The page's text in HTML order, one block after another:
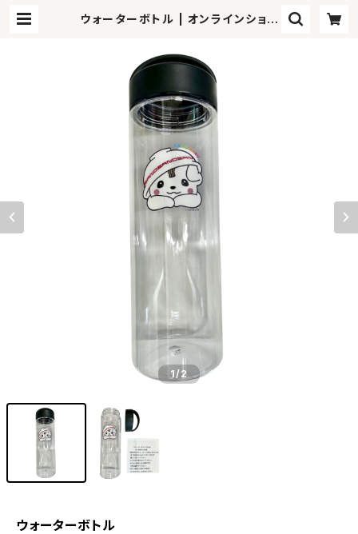
ウォーターボトル | オンラインショッ
1/2
ウォーターボトル